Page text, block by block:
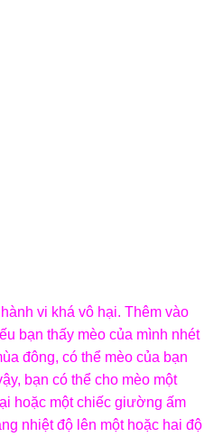
vi khá vô hại. Thêm vào
bạn thấy mèo của mình nhét
đông, có thể mèo của bạn
bạn có thể cho mèo một
hoặc một chiếc giường ấm
nhiệt độ lên một hoặc hai độ